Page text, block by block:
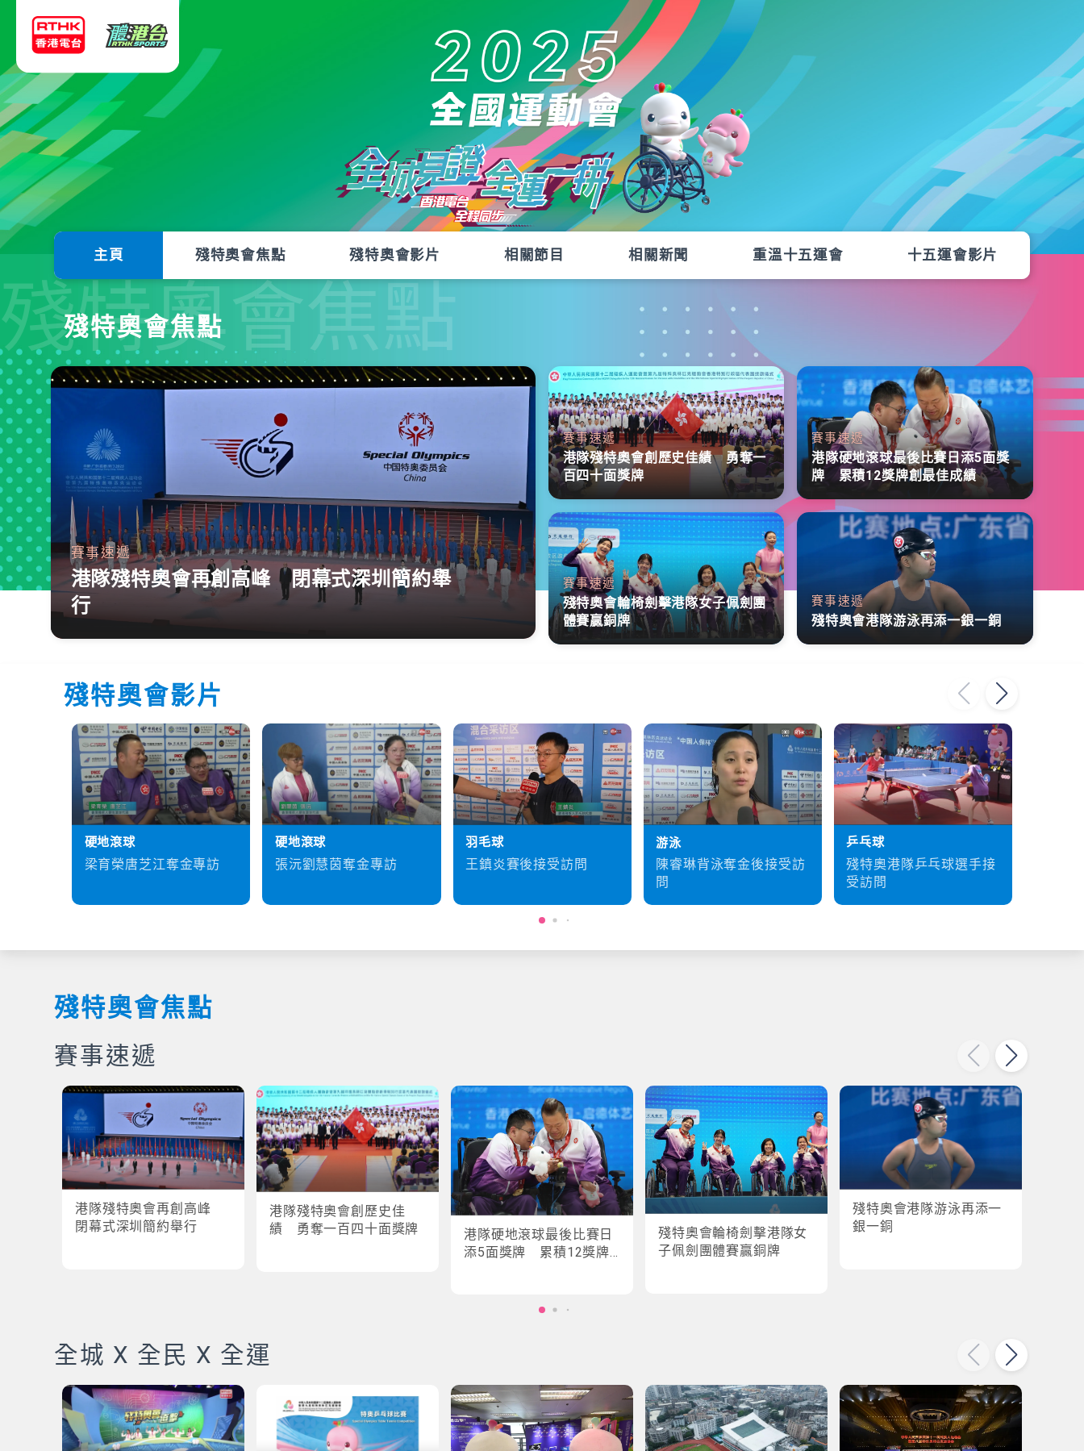
主頁 殘特奧會焦點 殘特奧會影片 相關節目 相關新聞 重溫十五運會 十五運會影片
殘特奧會焦點
殘特奧會焦點
賽事速遞
港隊殘特奧會再創高峰 閉幕式深圳簡約舉
行
賽事速遞
港隊殘特奧會創歷史佳績 勇奪一
百四十面獎牌
賽事速遞
港隊硬地滾球最後比賽日添5面獎
牌 累積12獎牌創最佳成績
賽事速遞
殘特奧會輪椅劍擊港隊女子佩劍團
體賽贏銅牌
賽事速遞
殘特奧會港隊游泳再添一銀一銅
殘特奧會影片
硬地滾球
梁育榮唐芝江奪金專訪
硬地滾球
張沅劉慧茵奪金專訪
羽毛球
王鎮炎賽後接受訪問
游泳
陳睿琳背泳奪金後接受訪
問
乒乓球
殘特奧港隊乒乓球選手接
受訪問
殘特奧會焦點
賽事速遞
港隊殘特奧會再創高峰
閉幕式深圳簡約舉行
港隊殘特奧會創歷史佳
績 勇奪一百四十面獎牌
港隊硬地滾球最後比賽日
添5面獎牌 累積12獎牌
殘特奧會輪椅劍擊港隊女
子佩劍團體賽贏銅牌
殘特奧會港隊游泳再添一
銀一銅
全城 X 全民 X 全運